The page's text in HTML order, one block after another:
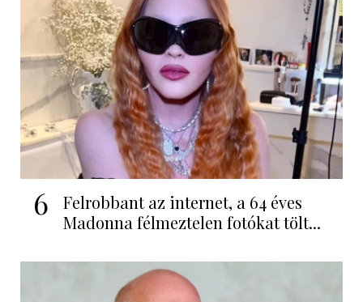
6
Felrobbant az internet, a 64 éves
Madonna félmeztelen fotókat tölt...